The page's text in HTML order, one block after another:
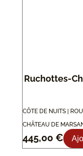
Ruchottes-
CÔTE DE NUITS |
CHÂTEAU DE
445,00 €